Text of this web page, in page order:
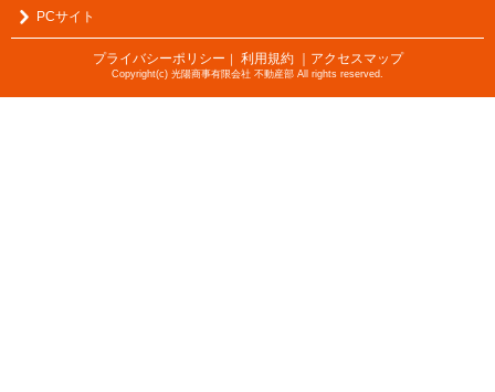
PCサイト
プライバシーポリシー ｜ 利用規約 ｜アクセスマップ
Copyright(c) 光陽商事有限会社 不動産部 All rights reserved.